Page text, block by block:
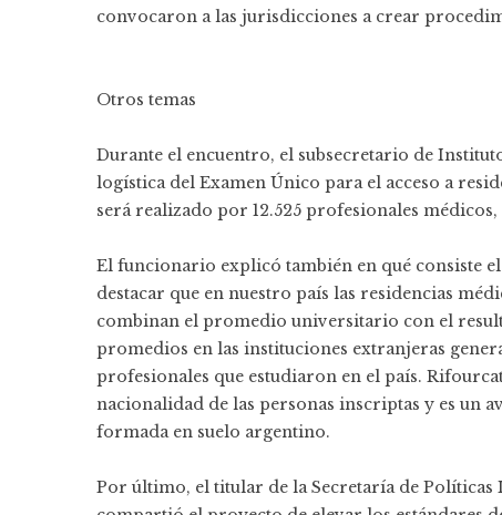
convocaron a las jurisdicciones a crear
Otros temas
Durante el encuentro, el subsecretario de
logística del Examen Único para el acceso a
será realizado por 12.525 profesionales
El funcionario explicó también en qué consiste
destacar que en nuestro país las residencias
combinan el promedio universitario con el
promedios en las instituciones extranjeras
profesionales que estudiaron en el país.
nacionalidad de las personas inscriptas y es un
formada en suelo argentino.
Por último, el titular de la Secretaría de Políticas